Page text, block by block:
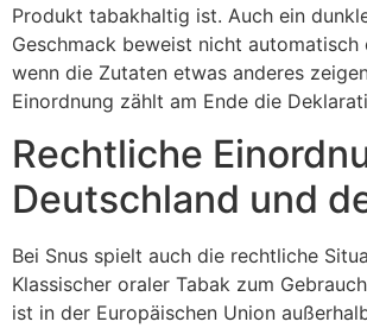
Produkt tabakhaltig ist. Auch ein
Geschmack beweist nicht automatisch
wenn die Zutaten etwas anderes
Einordnung zählt am Ende die
Rechtliche
Deutschland und
Bei Snus spielt auch die rechtliche
Klassischer oraler Tabak zum
ist in der Europäischen Union